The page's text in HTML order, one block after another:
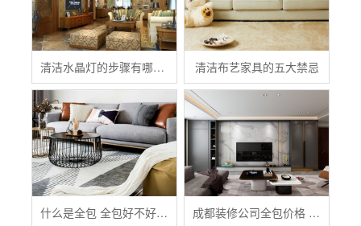
清洁水晶灯的步骤有哪些？ 清洁布艺家具的五大禁忌
什么是全包 全包好不好 全包装修注意事项有哪些 成都装修公司全包价格 成都全包装修多少钱一平